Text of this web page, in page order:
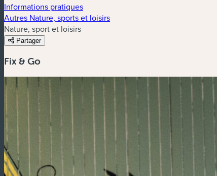
Informations pratiques
Autres Nature, sports et loisirs
Nature, sport et loisirs
Partager
Fix & Go